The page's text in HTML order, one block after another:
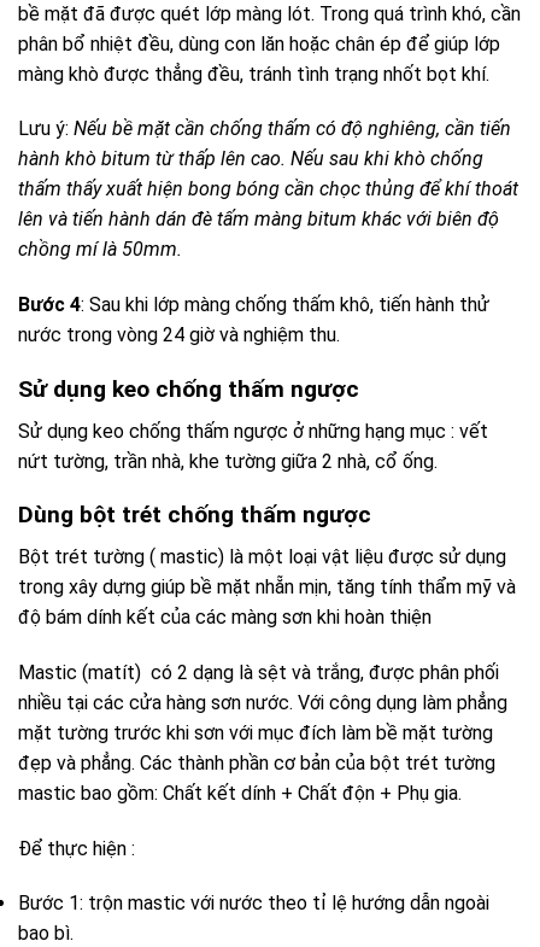
bề mặt đã được quét lớp màng lót. Trong quá trình khó, cần
phân bổ nhiệt đều, dùng con lăn hoặc chân ép để giúp lớp
màng khò được thẳng đều, tránh tình trạng nhốt bọt khí.
Lưu ý: Nếu bề mặt cần chống thấm có độ nghiêng, cần tiến
hành khò bitum từ thấp lên cao. Nếu sau khi khò chống
thấm thấy xuất hiện bong bóng cần chọc thủng để khí thoát
lên và tiến hành dán đè tấm màng bitum khác với biên độ
chồng mí là 50mm.
Bước 4: Sau khi lớp màng chống thấm khô, tiến hành thử
nước trong vòng 24 giờ và nghiệm thu.
Sử dụng keo chống thấm ngược
Sử dụng keo chống thấm ngược ở những hạng mục : vết
nứt tường, trần nhà, khe tường giữa 2 nhà, cổ ống.
Dùng bột trét chống thấm ngược
Bột trét tường ( mastic) là một loại vật liệu được sử dụng
trong xây dựng giúp bề mặt nhẵn mịn, tăng tính thẩm mỹ và
độ bám dính kết của các màng sơn khi hoàn thiện
Mastic (matít) có 2 dạng là sệt và trắng, được phân phối
nhiều tại các cửa hàng sơn nước. Với công dụng làm phẳng
mặt tường trước khi sơn với mục đích làm bề mặt tường
đẹp và phẳng. Các thành phần cơ bản của bột trét tường
mastic bao gồm: Chất kết dính + Chất độn + Phụ gia.
Để thực hiện :
Bước 1: trộn mastic với nước theo tỉ lệ hướng dẫn ngoài
bao bì.